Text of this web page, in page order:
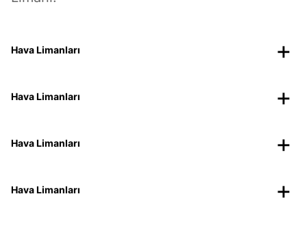
Hava Limanları
Hava Limanları
Hava Limanları
Hava Limanları